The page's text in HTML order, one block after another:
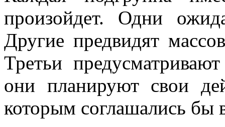
произойдет. Одни
Другие предвидят
Третьи
они планируют свои
которым соглашались бы